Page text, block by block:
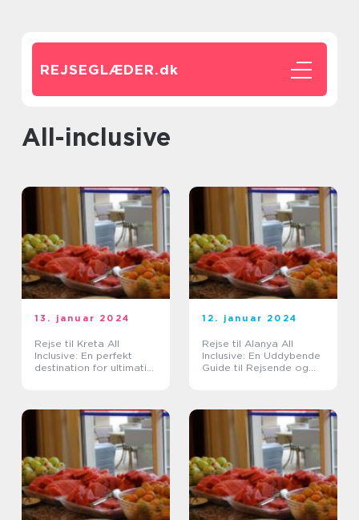
REJSEGLÆDER.dk
All-inclusive
13. januar 2024
Rejse til Kreta All
Inclusive: En perfekt
destination for ultimativ
12. januar 2024
Rejse til Alanya All
Inclusive: En Uddybende
Guide til Rejsende og